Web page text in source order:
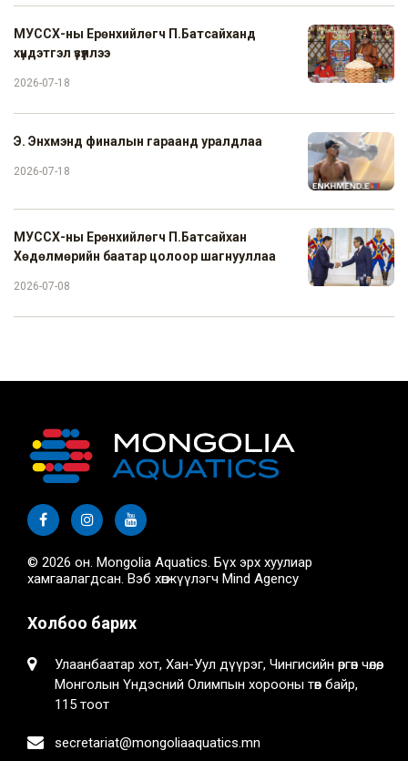
МУССХ-ны Ерөнхийлөгч П.Батсайханд
хүндэтгэл үзүүллээ
2026-07-18
Э. Энхмэнд финалын гараанд уралдлаа
2026-07-18
МУССХ-ны Ерөнхийлөгч П.Батсайхан
Хөдөлмөрийн баатар цолоор шагнууллаа
2026-07-08
© 2026 он. Mongolia Aquatics. Бүх эрх хуулиар
хамгаалагдсан. Вэб хөгжүүлэгч Mind Agency
Холбоо барих
Улаанбаатар хот, Хан-Уул дүүрэг, Чингисийн өргөн чөлөө,
Монголын Үндэсний Олимпын хорооны төв байр,
115 тоот
secretariat@mongoliaaquatics.mn